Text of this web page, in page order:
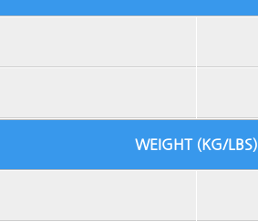
WEIGHT (KG/LBS)